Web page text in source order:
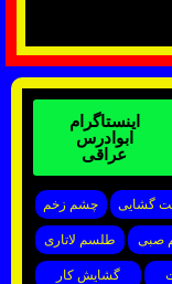
اینستاگرام
ابوادرس
عراقی
گشایی چشم زخم
صبی طلسم لاتاری
گشایش کار